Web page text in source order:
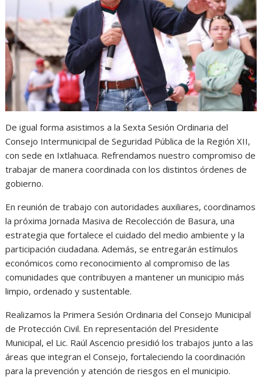
De igual forma asistimos a la Sexta Sesión Ordinaria del
Consejo Intermunicipal de Seguridad Pública de la Región XII,
con sede en Ixtlahuaca. Refrendamos nuestro compromiso de
trabajar de manera coordinada con los distintos órdenes de
gobierno.
En reunión de trabajo con autoridades auxiliares, coordinamos
la próxima Jornada Masiva de Recolección de Basura, una
estrategia que fortalece el cuidado del medio ambiente y la
participación ciudadana. Además, se entregarán estímulos
económicos como reconocimiento al compromiso de las
comunidades que contribuyen a mantener un municipio más
limpio, ordenado y sustentable.
Realizamos la Primera Sesión Ordinaria del Consejo Municipal
de Protección Civil. En representación del Presidente
Municipal, el Lic. Raúl Ascencio presidió los trabajos junto a las
áreas que integran el Consejo, fortaleciendo la coordinación
para la prevención y atención de riesgos en el municipio.